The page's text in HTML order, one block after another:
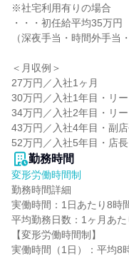
※社宅利用有りの場合
・・・初任給平均35万円
（深夜手当・時間外手当
＜月収例＞
27万円／入社1ヶ月
30万円／入社1年目・リ
34万円／入社2年目・リ
43万円／入社4年目・副
52万円／入社5年目・店長
勤務時間
変形労働時間制
勤務時間詳細
実働時間：1日あたり8時
平均勤務日数：1ヶ月あ
【変形労働時間制】
実働時間（1日）：平均8